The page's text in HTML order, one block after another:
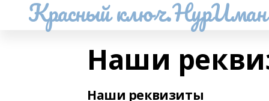
Красный ключ.НурИман
Наши
Наши реквизиты